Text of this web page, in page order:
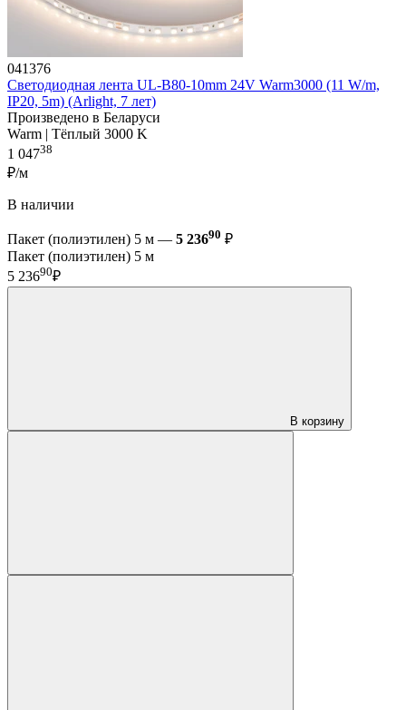
041376
Светодиодная лента UL-B80-10mm 24V Warm3000 (11 W/m,
IP20, 5m) (Arlight, 7 лет)
Произведено в Беларуси
Warm | Тёплый 3000 K
1 04738
₽/м
В наличии
Пакет (полиэтилен) 5 м — 5 23690 ₽
Пакет (полиэтилен) 5 м
5 23690₽
В корзину